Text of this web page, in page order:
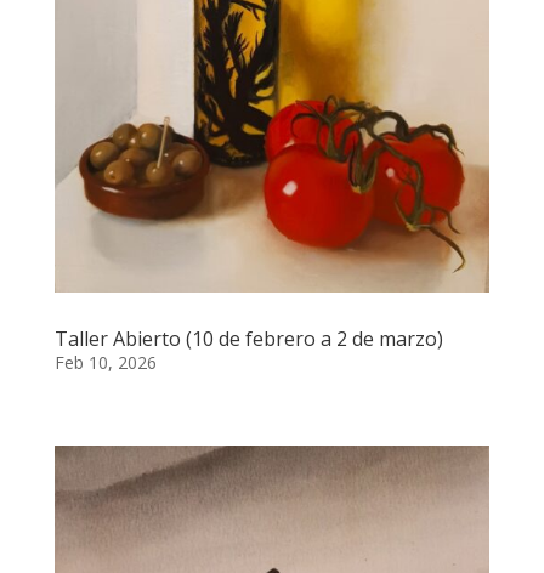
Taller Abierto (10 de febrero a 2 de marzo)
Feb 10, 2026